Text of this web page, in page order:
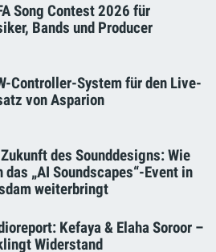
Song Contest 2026 für
Bands und Producer
Controller-System für den Live-
von Asparion
des Sounddesigns: Wie
das „AI Soundscapes“-Event in
weiterbringt
Kefaya & Elaha Soroor –
Widerstand